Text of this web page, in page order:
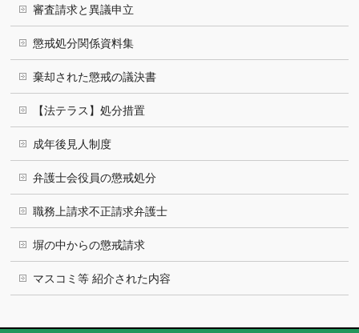
審査請求と異議申立
懲戒処分関係資料集
棄却された懲戒の議決書
【法テラス】処分措置
成年後見人制度
弁護士会役員の懲戒処分
職務上請求不正請求弁護士
塀の中からの懲戒請求
マスコミ等 紹介された内容